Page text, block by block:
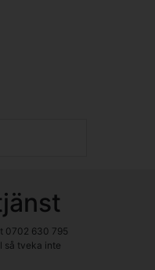
0702 630 795
så tveka inte